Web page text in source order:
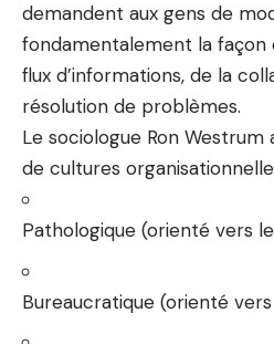
demandent aux gens de
fondamentalement la façon
flux d’informations, de la
résolution de problèmes.
Le sociologue Ron
de cultures
Pathologique (orienté vers
Bureaucratique (orienté